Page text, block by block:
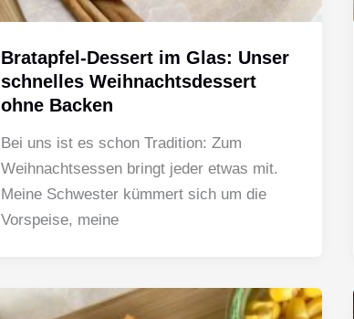
Bratapfel-Dessert im Glas: Unser
schnelles Weihnachtsdessert
ohne Backen
Bei uns ist es schon Tradition: Zum
Weihnachtsessen bringt jeder etwas mit.
Meine Schwester kümmert sich um die
Vorspeise, meine